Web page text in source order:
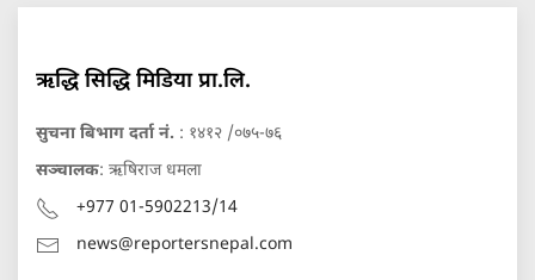
ऋद्धि सिद्धि मिडिया प्रा.लि.
सुचना बिभाग दर्ता नं. : १४१२ /०७५-७६
सञ्चालक: ऋषिराज धमला
+977 01-5902213/14
news@reportersnepal.com